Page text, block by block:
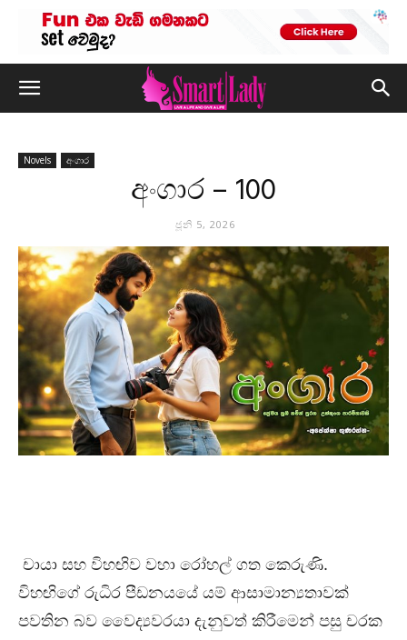
Novels අංගාර
අංගාර – 100
ජූනි 5, 2026
චායා සහ විහඟිව වහා රෝහල් ගත කෙරුණි.
විහඟිගේ රුධිර පීඩනයයේ යම් ආසාමාන්‍යතාවක්
පවතින බව වෛද්‍යවරයා දැනුවත් කිරීමෙන් පසු චරක